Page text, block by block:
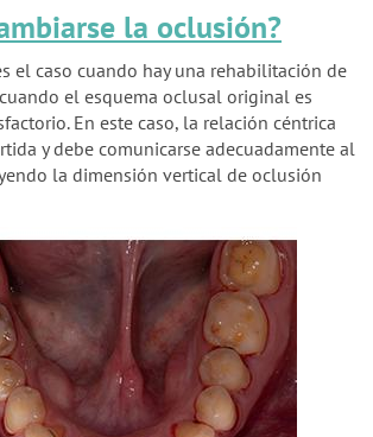
la oclusión?
el caso cuando hay una rehabilitación de
el esquema oclusal original es
En este caso, la relación céntrica
y debe comunicarse adecuadamente al
la dimensión vertical de oclusión